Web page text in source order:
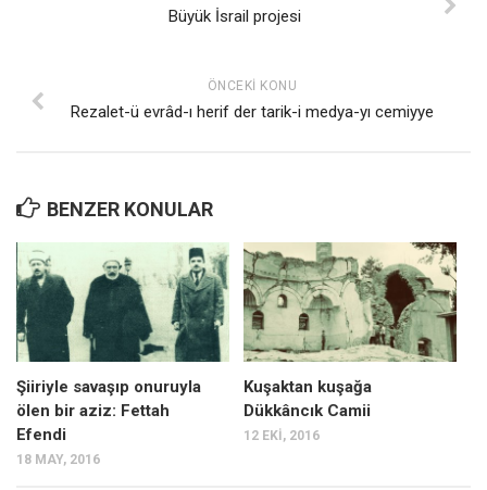
Büyük İsrail projesi
ÖNCEKI KONU
Rezalet-ü evrâd-ı herif der tarik-i medya-yı cemiyye
BENZER KONULAR
Şiiriyle savaşıp onuruyla
ölen bir aziz: Fettah
Efendi
18 MAY, 2016
Kuşaktan kuşağa
Dükkâncık Camii
12 EKI, 2016